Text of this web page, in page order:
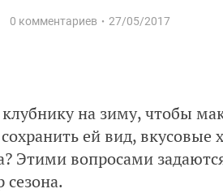
0 комментариев 27/05/2017
на зиму, чтобы
ей вид, вкусовые
Этими вопросами